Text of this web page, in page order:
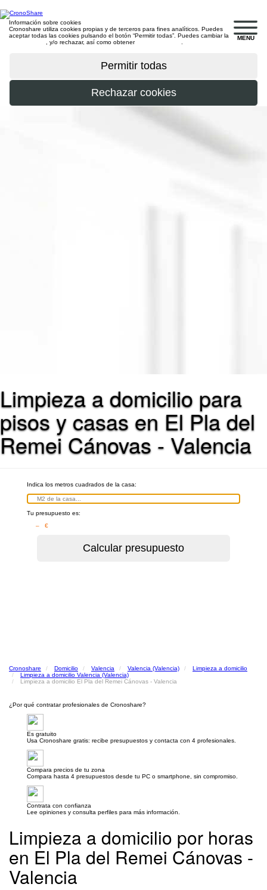
MENU
Información sobre cookies
Cronoshare utiliza cookies propias y de terceros para fines analíticos. Puedes
aceptar todas las cookies pulsando el botón “Permitir todas”. Puedes cambiar la
, y/o rechazar, así como obtener
Limpieza a domicilio para
pisos y casas en El Pla del
Remei Cánovas - Valencia
Indica los metros cuadrados de la casa:
Tu presupuesto es:
– €
Cronoshare Domicilio Valencia Valencia (Valencia)
Limpieza a domicilio
Limpieza a domicilio Valencia (Valencia)
Limpieza a domicilio El Pla del Remei Cánovas - Valencia
¿Por qué contratar profesionales de Cronoshare?
Es gratuito
Usa Cronoshare gratis: recibe presupuestos y contacta con 4 profesionales.
Compara precios de tu zona
Compara hasta 4 presupuestos desde tu PC o smartphone, sin compromiso.
Contrata con confianza
Lee opiniones y consulta perfiles para más información.
Limpieza a domicilio por horas
en El Pla del Remei Cánovas -
Valencia